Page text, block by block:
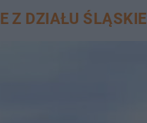
Z DZIAŁU ŚLĄSKIE